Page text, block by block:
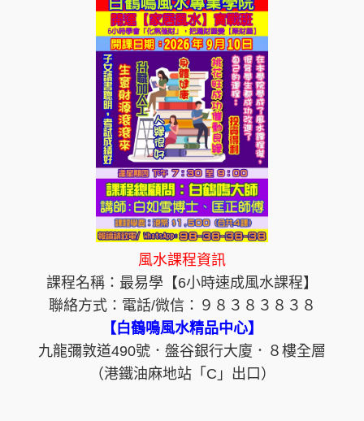
風水課程資訊
課程名稱：最易學【6小時速成風水課程】
聯絡方式：電話/微信：９８３８３８３８
【白鶴鳴風水精品中心】
九龍彌敦道490號．盤谷銀行大廈．８樓全層
（港鐵油麻地站「C」出口）